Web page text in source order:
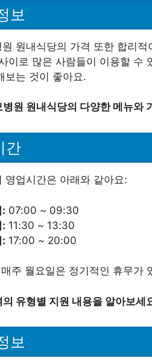
보
원 원내식당의 가격 또한 합리
이로 많은 사람들이 이용할 수
보는 것이 좋아요.
원 원내식당의 다양한 메뉴와
간
영업시간은 아래와 같아요:
: 07:00 ~ 09:30
: 11:30 ~ 13:30
: 17:00 ~ 20:00
주 월요일은 정기적인 휴무가
의 유형별 지원 내용을 알아보세
보